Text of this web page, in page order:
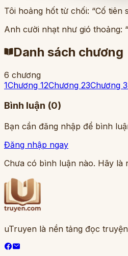
Tôi hoảng hốt từ chối: “Cố tiên
Anh cười nhạt như gió thoảng:
Danh sách chương
6 chương
1Chương 12Chương 23Chương 3
Bình luận (0)
Bạn cần đăng nhập để bình
Đăng nhập ngay
Chưa có bình luận nào. Hãy là
uTruyen là nền tảng đọc